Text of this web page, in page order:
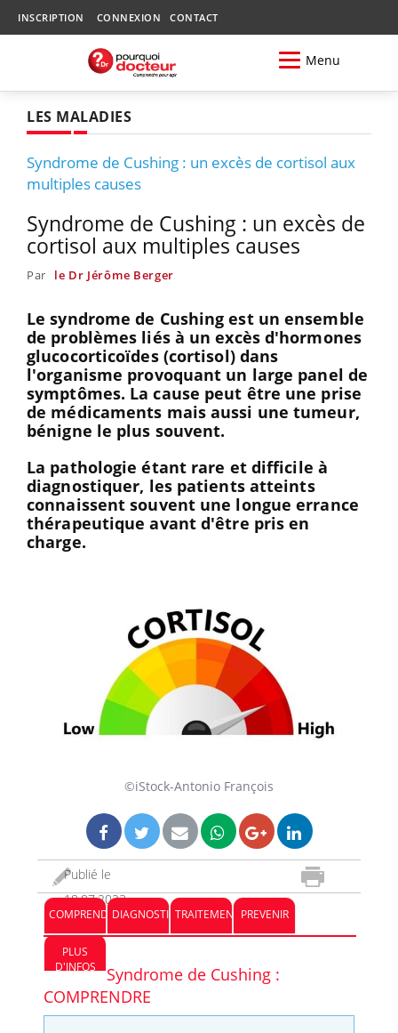
INSCRIPTION CONNEXION CONTACT
Menu
LES MALADIES
Syndrome de Cushing : un excès de cortisol aux
multiples causes
Syndrome de Cushing : un excès de
cortisol aux multiples causes
Par le Dr Jérôme Berger
Le syndrome de Cushing est un ensemble
de problèmes liés à un excès d'hormones
glucocorticoïdes (cortisol) dans
l'organisme provoquant un large panel de
symptômes. La cause peut être une prise
de médicaments mais aussi une tumeur,
bénigne le plus souvent.
La pathologie étant rare et difficile à
diagnostiquer, les patients atteints
connaissent souvent une longue errance
thérapeutique avant d'être pris en
charge.
©iStock-Antonio François
Publié le
18.07.2023
COMPRENDREDIAGNOSTICTRAITEMENT PREVENIR
PLUS
D'INFOS
Syndrome de Cushing :
COMPRENDRE